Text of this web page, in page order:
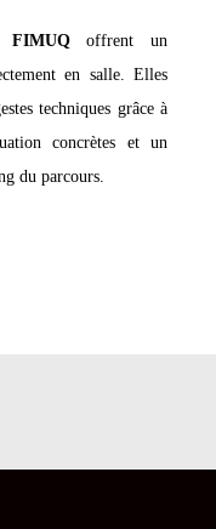
FIMUQoffrent un
en salle. Elles
techniques grâce à
concrètes et un
du parcours.